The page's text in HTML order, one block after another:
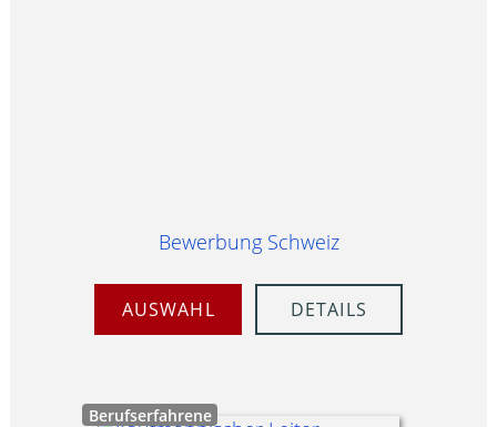
Bewerbung Schweiz
AUSWAHL DETAILS
Berufserfahrene